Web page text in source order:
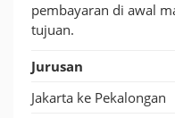
pembayaran di awal
tujuan.
Jurusan
Jakarta ke Pekalongan